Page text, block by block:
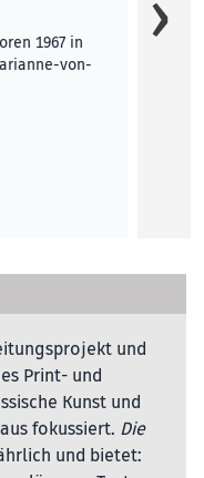
1967 in
von-
red
und
Print- und
Kunst und
fokussiert. Die
und bietet: